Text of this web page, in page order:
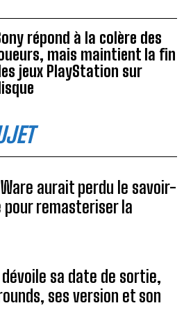
répond à la colère des
mais maintient la fin
jeux PlayStation sur
aurait perdu le savoir-
remasteriser la
dévoile sa date de sortie,
ses version et son